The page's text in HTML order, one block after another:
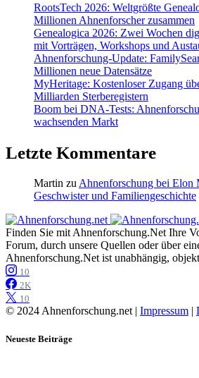
RootsTech 2026: Weltgrößte
Millionen Ahnenforscher zusammen
Genealogica 2026: Zwei Wochen
mit Vorträgen, Workshops und
Ahnenforschung-Update:
Millionen neue Datensätze
MyHeritage: Kostenloser Zugang
Milliarden Sterberegistern
Boom bei DNA-Tests:
wachsenden Markt
Letzte Kommentare
Martin zu Ahnenforschung bei Elon
Geschwister und Familiengeschichte
Finden Sie mit Ahnenforschung.Net Ihre
Forum, durch unsere Quellen oder über
Ahnenforschung.Net ist unabhängig,
10
2K
10
© 2024 Ahnenforschung.net | Impressum |
Neueste Beiträge